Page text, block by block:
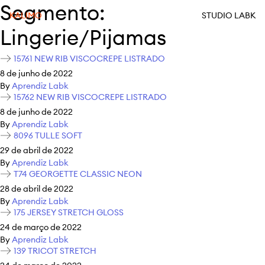
KALIMO STUDIO LABK
Segmento:
Lingerie/Pijamas
15761 NEW RIB VISCOCREPE LISTRADO
8 de junho de 2022
ByAprendiz Labk
15762 NEW RIB VISCOCREPE LISTRADO
8 de junho de 2022
ByAprendiz Labk
8096 TULLE SOFT
29 de abril de 2022
ByAprendiz Labk
T74 GEORGETTE CLASSIC NEON
28 de abril de 2022
ByAprendiz Labk
175 JERSEY STRETCH GLOSS
24 de março de 2022
ByAprendiz Labk
139 TRICOT STRETCH